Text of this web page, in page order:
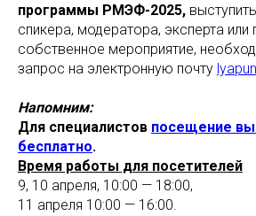
программы РМЭФ-2025,
спикера, модератора, эксперта или
собственное мероприятие,
запрос на электронную почту
Напомним:
Для специалистов посещение
бесплатно.
Время работы для посетителей
9, 10 апреля, 10:00 — 18:00,
11 апреля 10:00 — 16:00.